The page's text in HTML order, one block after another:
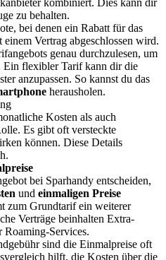
kombiniert. Dies kann dir
zu behalten.
bei denen ein Rabatt für das
Vertrag abgeschlossen wird.
genau durchzulesen, um
Ein flexibler Tarif kann dir die
anzupassen. So kannst du das
herausholen.
Kosten als auch
Es gibt oft versteckte
können. Diese Details
bei Sparhandy entscheiden,
und einmaligen Preise
zum Grundtarif ein weiterer
Verträge beinhalten Extra-
Roaming-Services.
sind die Einmalpreise oft
hilft, die Kosten über die